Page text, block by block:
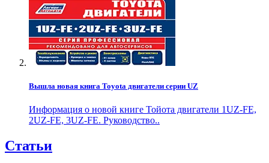
Вышла новая книга Toyota двигатели серии UZ
Информация о новой книге Тойота двигатели 1UZ-FE,
2UZ-FE, 3UZ-FE. Руководство..
Статьи